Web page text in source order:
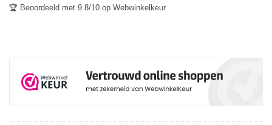
🏆 Beoordeeld met 9.8/10 op Webwinkelkeur